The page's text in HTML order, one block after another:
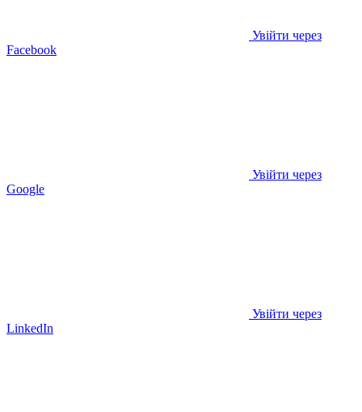
Увійти через
Facebook
Увійти через
Google
Увійти через
LinkedIn